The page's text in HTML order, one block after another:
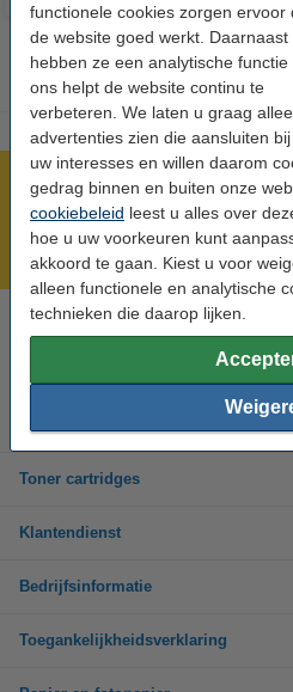
functionele cookies zorgen ervoor
de website goed werkt. Daarnaast
hebben ze een analytische functie
ons helpt de website continu te
verbeteren. We laten u graag
advertenties zien die aansluiten bij
uw interesses en willen daarom
gedrag binnen en buiten onze
cookiebeleid leest u alles over
hoe u uw voorkeuren kunt
akkoord te gaan. Kiest u voor
alleen functionele en analytische
technieken die daarop lijken.
Meer dan 5 miljoen klanten!
Voor 22.00 uur besteld, morgen
Laagsteprijsgarantie!
Hulp nodig? Bel ons
Op werkdagen van
Inktpatronen
Toner cartridges
Klantendienst
Bedrijfsinformatie
Toegankelijkheidsverklaring